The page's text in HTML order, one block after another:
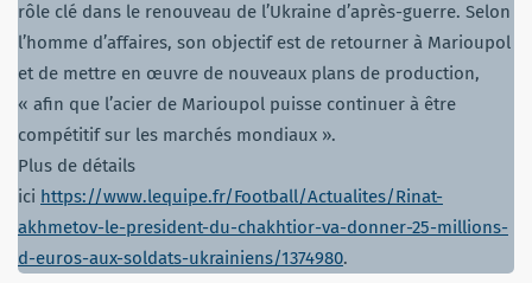
rôle clé dans le renouveau de l’Ukraine d’après-guerre. Selon
l’homme d’affaires, son objectif est de retourner à Marioupol
et de mettre en œuvre de nouveaux plans de production,
« afin que l’acier de Marioupol puisse continuer à être
compétitif sur les marchés mondiaux ».
Plus de détails
ici https://www.lequipe.fr/Football/Actualites/Rinat-
akhmetov-le-president-du-chakhtior-va-donner-25-millions-
d-euros-aux-soldats-ukrainiens/1374980.